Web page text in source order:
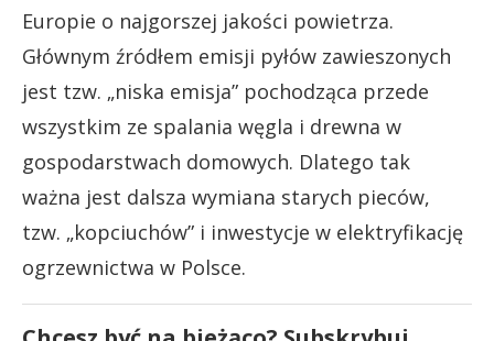
Europie o najgorszej jakości powietrza.
Głównym źródłem emisji pyłów zawieszonych
jest tzw. „niska emisja” pochodząca przede
wszystkim ze spalania węgla i drewna w
gospodarstwach domowych. Dlatego tak
ważna jest dalsza wymiana starych pieców,
tzw. „kopciuchów” i inwestycje w elektryfikację
ogrzewnictwa w Polsce.